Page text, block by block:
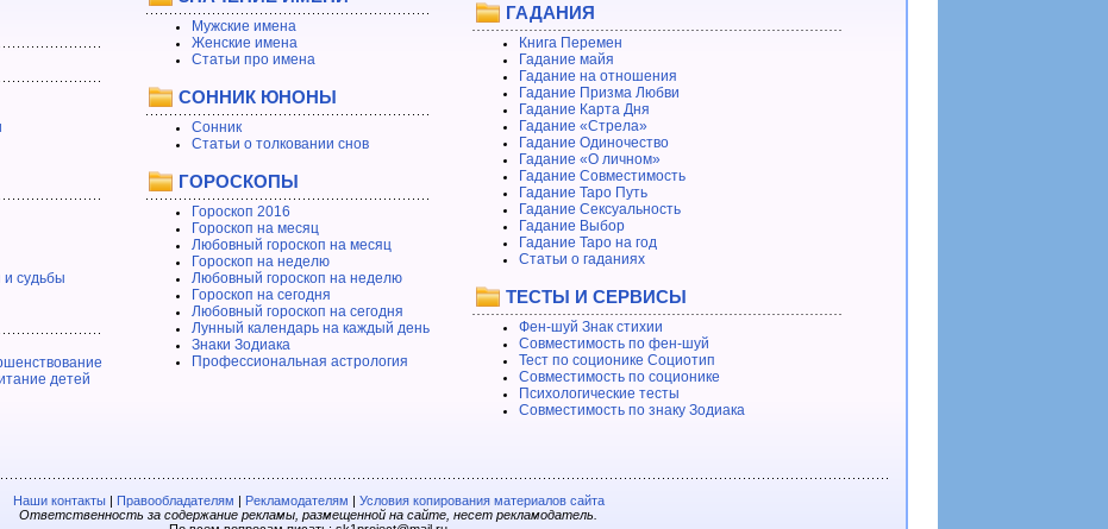
судьбы
детей
Мужские имена
Женские имена
Статьи про имена
СОННИК ЮНОНЫ
Сонник
Статьи о толковании снов
ГОРОСКОПЫ
Гороскоп 2016
Гороскоп на месяц
Любовный гороскоп на месяц
Гороскоп на неделю
Любовный гороскоп на неделю
Гороскоп на сегодня
Любовный гороскоп на сегодня
Лунный календарь на каждый день
Знаки Зодиака
Профессиональная астрология
ГАДАНИЯ
Книга Перемен
Гадание майя
Гадание на отношения
Гадание Призма Любви
Гадание Карта Дня
Гадание «Стрела»
Гадание Одиночество
Гадание «О личном»
Гадание Совместимость
Гадание Таро Путь
Гадание Сексуальность
Гадание Выбор
Гадание Таро на год
Статьи о гаданиях
ТЕСТЫ И СЕРВИСЫ
Фен-шуй Знак стихии
Совместимость по фен-шуй
Тест по соционике Социотип
Совместимость по соционике
Психологические тесты
Совместимость по знаку Зодиака
Наши контакты| Правообладателям | Рекламодателям | Условия копирования материалов сайта
Ответственность за содержание рекламы, размещенной на сайте, несет рекламодатель.